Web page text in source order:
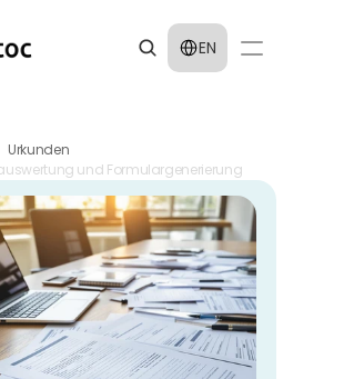
Select Language
EN
Urkunden
und Formulargenerierung